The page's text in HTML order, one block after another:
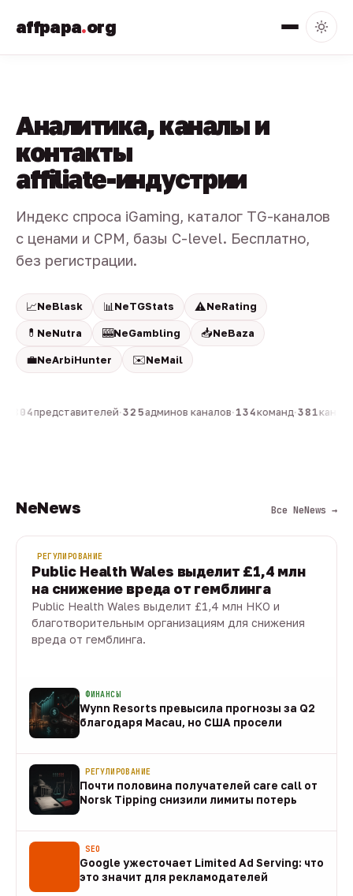
affpapa.org
Аналитика, каналы и
контакты
affiliate-индустрии
Индекс спроса iGaming, каталог TG-каналов
с ценами и CPM, базы C-level. Бесплатно,
без регистрации.
📈NeBlask 📊 NeTGStats ⚠️NeRating
💊 NeNutra 🎰NeGambling 📥NeBaza
💼NeArbiHunter ✉️NeMail
804представителей·325админов каналов·134команд·381
NeNews Все NeNews →
РЕГУЛИРОВАНИЕ
Public Health Wales выделит £1,4 млн
на снижение вреда от гемблинга
Public Health Wales выделит £1,4 млн НКО и
благотворительным организациям для снижения
вреда от гемблинга.
ФИНАНСЫ
Wynn Resorts превысила прогнозы за Q2
благодаря Macau, но США просели
РЕГУЛИРОВАНИЕ
Почти половина получателей care call от
Norsk Tipping снизили лимиты потерь
SEO
Google ужесточает Limited Ad Serving: что
это значит для рекламодателей